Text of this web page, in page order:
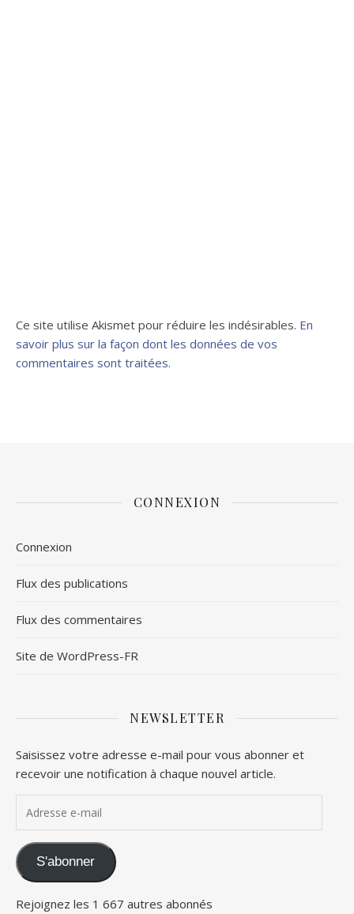
Ce site utilise Akismet pour réduire les indésirables. En
savoir plus sur la façon dont les données de vos
commentaires sont traitées.
CONNEXION
Connexion
Flux des publications
Flux des commentaires
Site de WordPress-FR
NEWSLETTER
Saisissez votre adresse e-mail pour vous abonner et
recevoir une notification à chaque nouvel article.
S'abonner
Rejoignez les 1 667 autres abonnés